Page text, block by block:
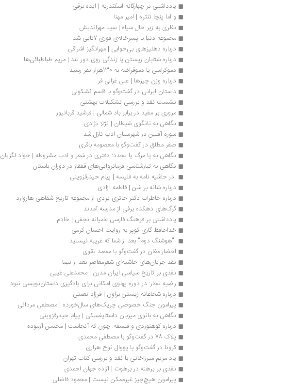
یادداشتی بر چهارگانه اسکندریه | ایده برقی
و اما پنچا تنتره | امیر مهنا
نظری به زیر خال سیاه | سینا مهراندیش
مجموعه دنیا با پسرخاله‌ی فوری 7تایی شد
درباره دهلیزهای بی‌خوابی | مهرانگیز اشراقی
درباره شتابان زیستن یا زندگی روی دور تند | مریم طباطبائی‌ها
دموکراسی یا دموقراضه به 130هزار نفر رسید
درباره وزن چیزها | علی غزالی فر
داستان ایرانی در گفت‌وگو با قاسم کشکولی
نشست نقد و بررسی تشکیلات بهشتی
مروری بر مفید در برابر باد شمالی | فرشید قربانپور
نگاهی به تانگوی شیطان | نژلا نژادی
سوره آفلین در شهرستان ادب نازل شد
صفر مطلق در گفت‌وگو با معصومه باقری
نگاهی به یا مرگ یا تجدد: دفتری در شعر و ادب مشروطه | جواد لگزیان
نگاهی به تبارشناسی فرمانروایی‌های قفقاز در دوران باستان
در حاشیه نامه به فلیسه | پیام حیدرقزوینی
درباره شانه بر شن | فاطمه آزادی
درباره خاطرات دکتر حائری یزدی از مجموعه تاریخ شفاهی هاروارد
گرگ‌های دهکده برفی از مدرسه آمدند
یادداشتی بر فرهنگ فارسی عامیانه نجفی | خادم
خداحافظ گاری کوپر به روایت احسان کرمی
"هوشنگ دوم" بعد از شما که غریبه نیستید
احضار مغان در گفت‌وگو با محمد تقوی
نقد جریان‌های‌ حاشیه‌ای‌ شعرمعاصر بعد از نیما
نقدی بر تاریخ سیاسی ایران مدرن | محمدعلی غیبی
راضیه تجار: در دوره پهلوی امکانی برای یادگیری داستان‌نویسی نبود
درباره شجاعانه زیستن براون | فرزاد نعمتی
پیرامون جنگ خصوصی چریک‌های سال‌خورده | مصطفی مردانی
نگاهی به بانوی میزبان داستایفسکی | پیام حیدرقزوینی
درباره کوهنوردی و فلسفه: چون که آنجاست | محسن آزموده
پلاک 78 در گفت‌وگو با مصطفی محمدی
کرونا در گفت‌وگو با یووال نوح هراری
یاد مریم میرزاخانی با نقد و بررسی کتاب تهران
نقدی بر برهنه در برهوت | آزاده جهان احمدی
پیرامون هیچ‌چیز غیرممکن نیست | محمود فاضلی